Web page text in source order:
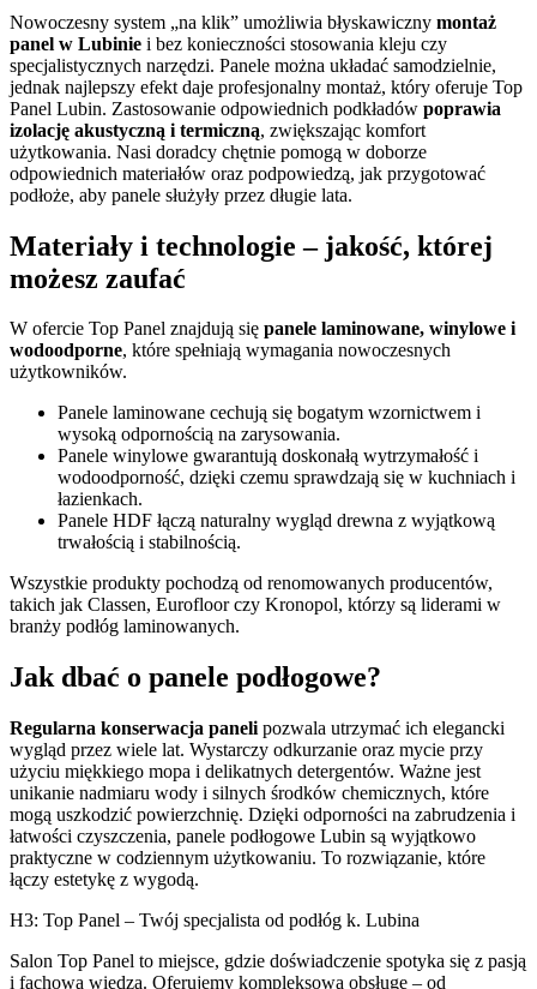
Nowoczesny system „na klik” umożliwia błyskawiczny montaż
panel w Lubinie i bez konieczności stosowania kleju czy
specjalistycznych narzędzi. Panele można układać samodzielnie,
jednak najlepszy efekt daje profesjonalny montaż, który oferuje Top
Panel Lubin. Zastosowanie odpowiednich podkładów poprawia
izolację akustyczną i termiczną, zwiększając komfort
użytkowania. Nasi doradcy chętnie pomogą w doborze
odpowiednich materiałów oraz podpowiedzą, jak przygotować
podłoże, aby panele służyły przez długie lata.
Materiały i technologie – jakość, której
możesz zaufać
W ofercie Top Panel znajdują się panele laminowane, winylowe i
wodoodporne, które spełniają wymagania nowoczesnych
użytkowników.
Panele laminowane cechują się bogatym wzornictwem i
wysoką odpornością na zarysowania.
Panele winylowe gwarantują doskonałą wytrzymałość i
wodoodporność, dzięki czemu sprawdzają się w kuchniach i
łazienkach.
Panele HDF łączą naturalny wygląd drewna z wyjątkową
trwałością i stabilnością.
Wszystkie produkty pochodzą od renomowanych producentów,
takich jak Classen, Eurofloor czy Kronopol, którzy są liderami w
branży podłóg laminowanych.
Jak dbać o panele podłogowe?
Regularna konserwacja paneli pozwala utrzymać ich elegancki
wygląd przez wiele lat. Wystarczy odkurzanie oraz mycie przy
użyciu miękkiego mopa i delikatnych detergentów. Ważne jest
unikanie nadmiaru wody i silnych środków chemicznych, które
mogą uszkodzić powierzchnię. Dzięki odporności na zabrudzenia i
łatwości czyszczenia, panele podłogowe Lubin są wyjątkowo
praktyczne w codziennym użytkowaniu. To rozwiązanie, które
łączy estetykę z wygodą.
H3: Top Panel – Twój specjalista od podłóg k. Lubina
Salon Top Panel to miejsce, gdzie doświadczenie spotyka się z pasją
i fachową wiedzą. Oferujemy kompleksową obsługę – od